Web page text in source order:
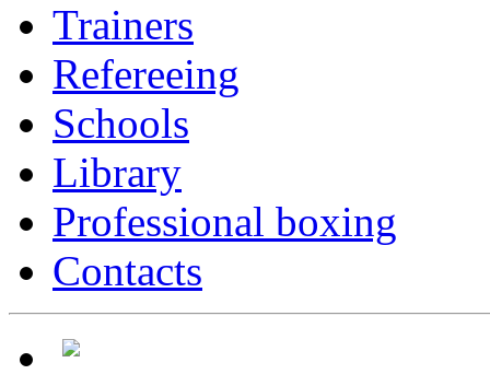
Trainers
Refereeing
Schools
Library
Professional boxing
Contacts